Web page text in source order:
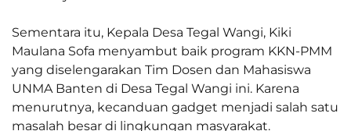
Sementara itu, Kepala Desa Tegal Wangi, Kiki
Maulana Sofa menyambut baik program KKN-PMM
yang diselengarakan Tim Dosen dan Mahasiswa
UNMA Banten di Desa Tegal Wangi ini. Karena
menurutnya, kecanduan gadget menjadi salah satu
masalah besar di lingkungan masyarakat.